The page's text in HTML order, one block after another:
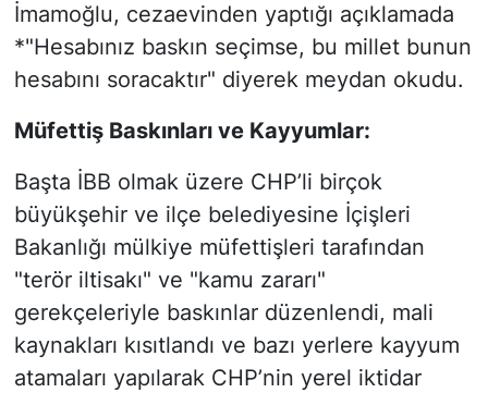
İmamoğlu, cezaevinden yaptığı açıklamada
*"Hesabınız baskın seçimse, bu millet bunun
hesabını soracaktır" diyerek meydan okudu.
Müfettiş Baskınları ve Kayyumlar:
Başta İBB olmak üzere CHP’li birçok
büyükşehir ve ilçe belediyesine İçişleri
Bakanlığı mülkiye müfettişleri tarafından
"terör iltisakı" ve "kamu zararı"
gerekçeleriyle baskınlar düzenlendi, mali
kaynakları kısıtlandı ve bazı yerlere kayyum
atamaları yapılarak CHP’nin yerel iktidar